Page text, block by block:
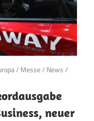
/ Messe/ News/
neuer